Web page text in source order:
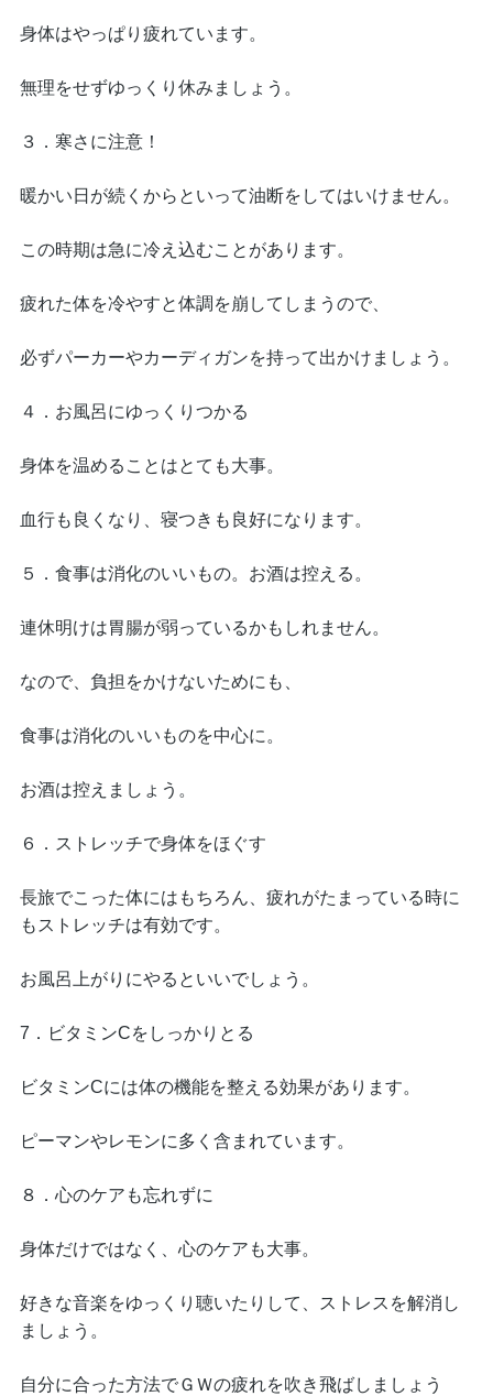
身体はやっぱり疲れています。
無理をせずゆっくり休みましょう。
３．寒さに注意！
暖かい日が続くからといって油断をしてはいけません。
この時期は急に冷え込むことがあります。
疲れた体を冷やすと体調を崩してしまうので、
必ずパーカーやカーディガンを持って出かけましょう。
４．お風呂にゆっくりつかる
身体を温めることはとても大事。
血行も良くなり、寝つきも良好になります。
５．食事は消化のいいもの。お酒は控える。
連休明けは胃腸が弱っているかもしれません。
なので、負担をかけないためにも、
食事は消化のいいものを中心に。
お酒は控えましょう。
６．ストレッチで身体をほぐす
長旅でこった体にはもちろん、疲れがたまっている時に
もストレッチは有効です。
お風呂上がりにやるといいでしょう。
7．ビタミンCをしっかりとる
ビタミンCには体の機能を整える効果があります。
ピーマンやレモンに多く含まれています。
８．心のケアも忘れずに
身体だけではなく、心のケアも大事。
好きな音楽をゆっくり聴いたりして、ストレスを解消し
ましょう。
自分に合った方法でＧＷの疲れを吹き飛ばしましょう